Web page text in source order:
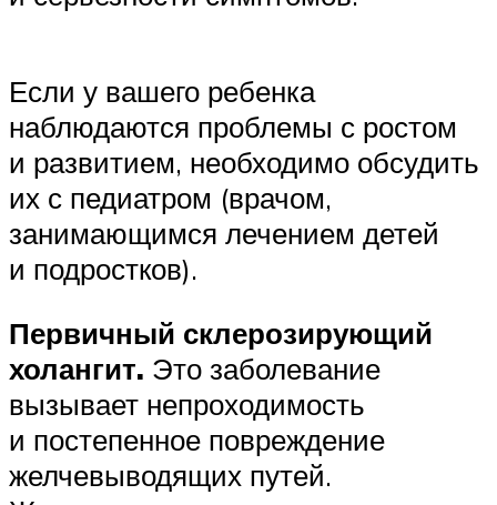
Если у вашего ребенка
наблюдаются проблемы с ростом
и развитием, необходимо обсудить
их с педиатром (врачом,
занимающимся лечением детей
и подростков).
Первичный склерозирующий
холангит. Это заболевание
вызывает непроходимость
и постепенное повреждение
желчевыводящих путей.